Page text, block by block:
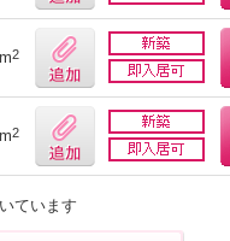
2
2
ています